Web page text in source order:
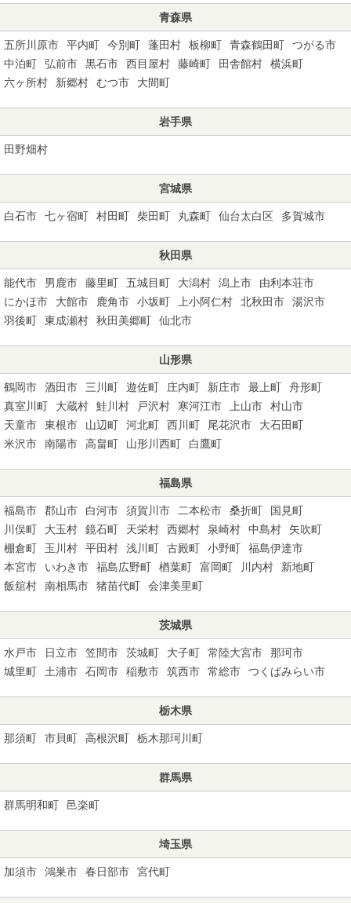
青森県
五所川原市 平内町 今別町 蓬田村 板柳町 青森鶴田町
つがる市
中泊町
弘前市 黒石市 西目屋村 藤崎町 田舎館村
横浜町
六ヶ所村
新郷村 むつ市 大間町
岩手県
田野畑村
宮城県
白石市 七ヶ宿町 村田町 柴田町 丸森町 仙台太白区 多賀城市
秋田県
能代市 男鹿市 藤里町 五城目町 大潟村 潟上市
由利本荘市
にかほ市
大館市 鹿角市 小坂町 上小阿仁村 北秋田市
湯沢市
羽後町
東成瀬村 秋田美郷町 仙北市
山形県
鶴岡市 酒田市 三川町 遊佐町 庄内町 新庄市 最上町
舟形町
真室川町
大蔵村 鮭川村 戸沢村 寒河江市 上山市
村山市
天童市
東根市 山辺町 河北町 西川町 尾花沢市
大石田町
米沢市
南陽市 高畠町 山形川西町 白鷹町
福島県
福島市 郡山市 白河市 須賀川市 二本松市 桑折町
国見町
川俣町
大玉村 鏡石町 天栄村 西郷村 泉崎村 中島村
矢吹町
棚倉町
玉川村 平田村 浅川町 古殿町 小野町
福島伊達市
本宮市
いわき市 福島広野町 楢葉町 富岡町 川内村
新地町
飯舘村
南相馬市 猪苗代町 会津美里町
茨城県
水戸市 日立市 笠間市 茨城町 大子町 常陸大宮市
那珂市
城里町
土浦市 石岡市 稲敷市 筑西市 常総市 つくばみらい市
栃木県
那須町 市貝町 高根沢町 栃木那珂川町
群馬県
群馬明和町 邑楽町
埼玉県
加須市 鴻巣市 春日部市 宮代町